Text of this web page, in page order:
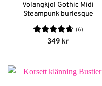
Volangkjol Gothic Midi
Steampunk burlesque
Betygsatt
(6)
349 kr